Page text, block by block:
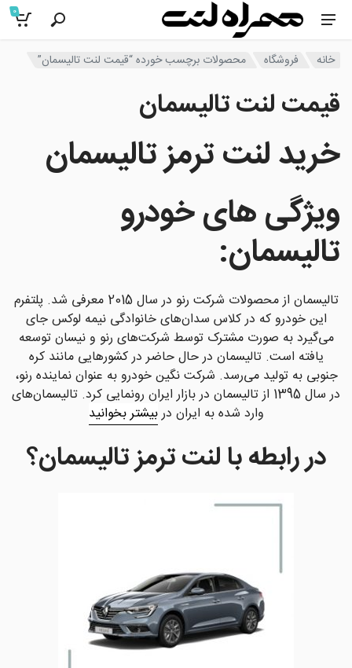
0
خانه فروشگاه محصولات برچسب خورده “قیمت لنت تالیسمان”
قیمت لنت تالیسمان
خرید لنت ترمز تالیسمان
ویژگی های خودرو
تالیسمان:
تالیسمان از محصولات شرکت رنو در سال 2015 معرفی شد. پلتفرم
این خودرو که در کلاس سدان‌های خانوادگی نیمه لوکس جای
می‌گیرد به صورت مشترک توسط شرکت‌های رنو و نیسان توسعه
یافته است. تالیسمان در حال حاضر در کشورهایی مانند کره
جنوبی به تولید می‌رسد. شرکت نگین خودرو به عنوان نماینده رنو،
در سال 1395 از تالیسمان در بازار ایران رونمایی کرد. تالیسمان‌های
وارد شده به ایران دربیشتر بخوانید
در رابطه با لنت ترمز تالیسمان؟